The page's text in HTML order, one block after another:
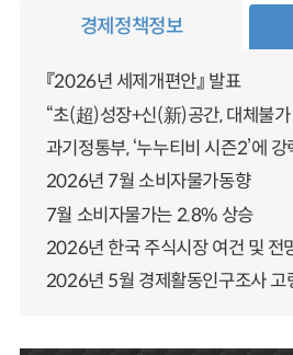
경제정책정보
『2026년 세제개편안』 발표
“초(超)성장+신(新)공간, 대체불가
과기정통부, ‘누누티비 시즌2’에
2026년 7월 소비자물가동향
7월 소비자물가는 2.8% 상승
2026년 한국 주식시장 여건 및 전
2026년 5월 경제활동인구조사 고